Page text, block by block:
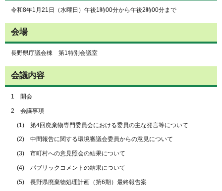
令和8年1月21日（水曜日）午後1時00分から午後2時00分まで
会場
長野県庁議会棟 第1特別会議室
会議内容
1 開会
2 会議事項
(1) 第4回廃棄物専門委員会における委員の主な発言等について
(2) 中間報告に関する環境審議会委員からの意見について
(3) 市町村への意見照会の結果について
(4) パブリックコメントの結果について
(5) 長野県廃棄物処理計画（第6期）最終報告案